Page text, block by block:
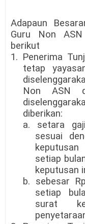
Adapaun
Guru Non
berikut
1. Penerima
tetap
Non ASN
diberikan:
a. setara
sesuai
setiap
keputusan
b. sebesar
setiap
surat